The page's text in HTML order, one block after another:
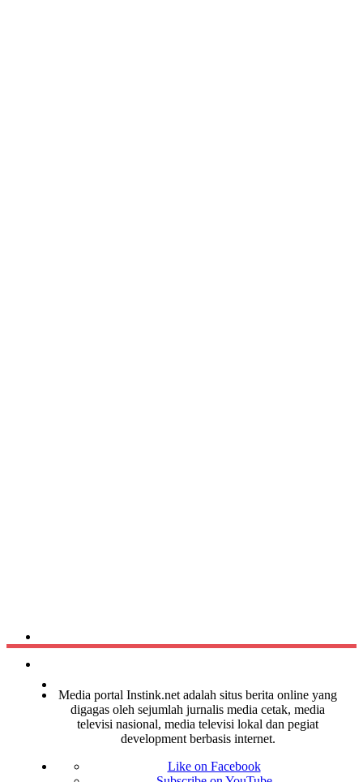
Media portal Instink.net adalah situs berita online yang
digagas oleh sejumlah jurnalis media cetak, media
televisi nasional, media televisi lokal dan pegiat
development berbasis internet.
Like on Facebook